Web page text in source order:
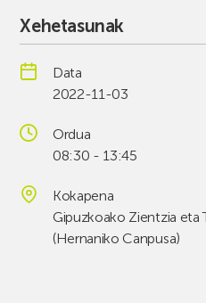
Xehetasunak
Data
2022-11-03
Ordua
08:30 - 13:45
Kokapena
Gipuzkoako Zientzia eta
(Hernaniko Canpusa)